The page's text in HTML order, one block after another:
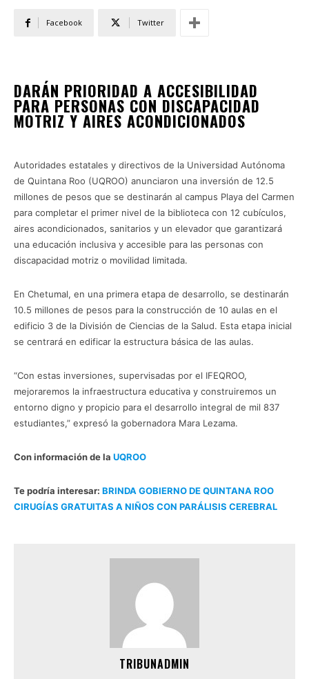
Facebook Twitter
DARÁN PRIORIDAD A ACCESIBILIDAD
PARA PERSONAS CON DISCAPACIDAD
MOTRIZ Y AIRES ACONDICIONADOS
Autoridades estatales y directivos de la Universidad Autónoma
de Quintana Roo (UQROO) anunciaron una inversión de 12.5
millones de pesos que se destinarán al campus Playa del Carmen
para completar el primer nivel de la biblioteca con 12 cubículos,
aires acondicionados, sanitarios y un elevador que garantizará
una educación inclusiva y accesible para las personas con
discapacidad motriz o movilidad limitada.
En Chetumal, en una primera etapa de desarrollo, se destinarán
10.5 millones de pesos para la construcción de 10 aulas en el
edificio 3 de la División de Ciencias de la Salud. Esta etapa inicial
se centrará en edificar la estructura básica de las aulas.
“Con estas inversiones, supervisadas por el IFEQROO,
mejoraremos la infraestructura educativa y construiremos un
entorno digno y propicio para el desarrollo integral de mil 837
estudiantes,” expresó la gobernadora Mara Lezama.
Con información de la UQROO
Te podría interesar: BRINDA GOBIERNO DE QUINTANA ROO
CIRUGÍAS GRATUITAS A NIÑOS CON PARÁLISIS CEREBRAL
TRIBUNADMIN